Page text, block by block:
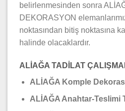
belirlenmesinden sonra
DEKORASYON
noktasından bitiş noktasına
halinde olacaklardır.
ALİAĞA TADİLAT
ALİAĞA Komple
ALİAĞA Anahtar-Teslimi